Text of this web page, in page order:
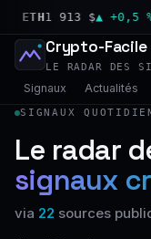
ETH1 913 $▲ +0,5 %
Crypto-Facile
LE RADAR DES
Signaux Actualités
SIGNAUX
Le radar
signaux
via 22 sources